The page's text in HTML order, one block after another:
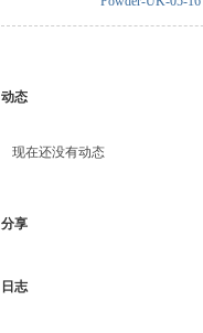
动态
现在还没有动态
分享
日志